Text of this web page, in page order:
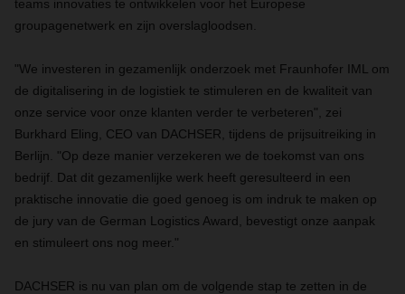
teams innovaties te ontwikkelen voor het Europese
groupagenetwerk en zijn overslagloodsen.
"We investeren in gezamenlijk onderzoek met Fraunhofer IML om
de digitalisering in de logistiek te stimuleren en de kwaliteit van
onze service voor onze klanten verder te verbeteren", zei
Burkhard Eling, CEO van DACHSER, tijdens de prijsuitreiking in
Berlijn. "Op deze manier verzekeren we de toekomst van ons
bedrijf. Dat dit gezamenlijke werk heeft geresulteerd in een
praktische innovatie die goed genoeg is om indruk te maken op
de jury van de German Logistics Award, bevestigt onze aanpak
en stimuleert ons nog meer."
DACHSER is nu van plan om de volgende stap te zetten in de